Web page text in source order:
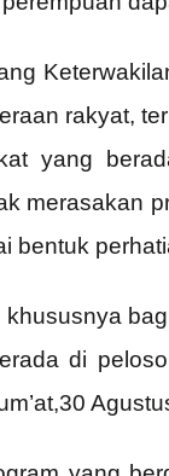
rakyat,
yang
merasakan
bentuk
di